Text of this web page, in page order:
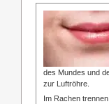
des Mundes und
zur Luftröhre.
Im Rachen